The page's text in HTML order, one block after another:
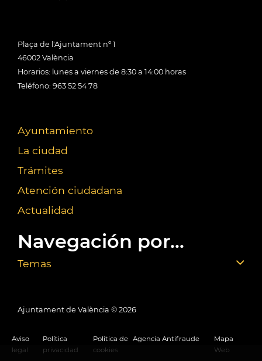
Plaça de l'Ajuntament nº 1
46002 València
Horarios: lunes a viernes de 8:30 a 14:00 horas
Teléfono: 963 52 54 78
Ayuntamiento
La ciudad
Trámites
Atención ciudadana
Actualidad
Navegación por...
Temas
Ajuntament de València © 2026
Aviso
legal
Política
privacidad
Política de
cookies
Agencia Antifraude
Mapa
Web